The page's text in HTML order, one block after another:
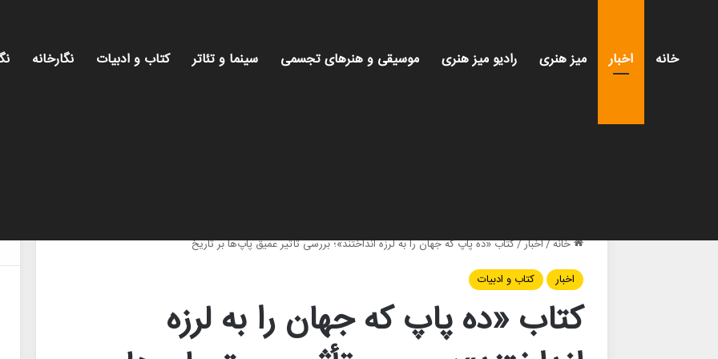
خانه اخبار میز هنری رادیو میز هنری موسیقی و هنرهای تجسمی سینما و تئاتر کتاب و ادبیات نگارخانه
خانه/اخبار/کتاب «ده پاپ که جهان را به لرزه انداختند»؛ بررسی تأثیر عمیق پاپ‌ها بر تاریخ
اخبار
کتاب و ادبیات
کتاب «ده پاپ که جهان را به لرزه